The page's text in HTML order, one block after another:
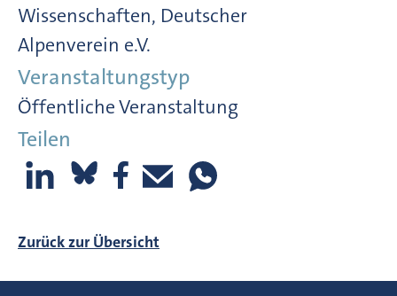
Wissenschaften, Deutscher
Alpenverein e.V.
Veranstaltungstyp
Öffentliche Veranstaltung
Teilen
Zurück zur Übersicht